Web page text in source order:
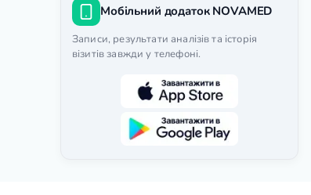
Мобільний додаток NOVAMED
Записи, результати аналізів та історія
візитів завжди у телефоні.